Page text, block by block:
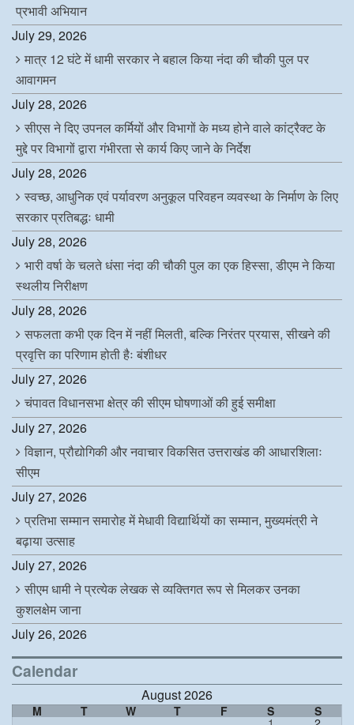
प्रभावी अभियान
July 29, 2026
मात्र 12 घंटे में धामी सरकार ने बहाल किया नंदा की चौकी पुल पर
आवागमन
July 28, 2026
सीएस ने दिए उपनल कर्मियों और विभागों के मध्य होने वाले कांट्रैक्ट के
मुद्दे पर विभागों द्वारा गंभीरता से कार्य किए जाने के निर्देश
July 28, 2026
स्वच्छ, आधुनिक एवं पर्यावरण अनुकूल परिवहन व्यवस्था के निर्माण के लिए
सरकार प्रतिबद्धः धामी
July 28, 2026
भारी वर्षा के चलते धंसा नंदा की चौकी पुल का एक हिस्सा, डीएम ने किया
स्थलीय निरीक्षण
July 28, 2026
सफलता कभी एक दिन में नहीं मिलती, बल्कि निरंतर प्रयास, सीखने की
प्रवृत्ति का परिणाम होती हैः बंशीधर
July 27, 2026
चंपावत विधानसभा क्षेत्र की सीएम घोषणाओं की हुई समीक्षा
July 27, 2026
विज्ञान, प्रौद्योगिकी और नवाचार विकसित उत्तराखंड की आधारशिलाः
सीएम
July 27, 2026
प्रतिभा सम्मान समारोह में मेधावी विद्यार्थियों का सम्मान, मुख्यमंत्री ने
बढ़ाया उत्साह
July 27, 2026
सीएम धामी ने प्रत्येक लेखक से व्यक्तिगत रूप से मिलकर उनका
कुशलक्षेम जाना
July 26, 2026
Calendar
August 2026
M T W T F S S